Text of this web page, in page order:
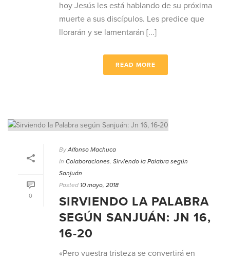
hoy Jesús les está hablando de su próxima
muerte a sus discípulos. Les predice que
llorarán y se lamentarán [...]
READ MORE
0
By Alfonso Machuca
In Colaboraciones, Sirviendo la Palabra según
Sanjuán
Posted 10 mayo, 2018
SIRVIENDO LA PALABRA
SEGÚN SANJUÁN: JN 16,
16-20
«Pero vuestra tristeza se convertirá en